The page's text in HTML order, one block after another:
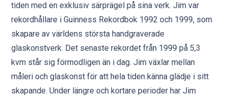
tiden med en exklusiv särprägel på sina verk. Jim var
rekordhållare i Guinness Rekordbok 1992 och 1999, som
skapare av världens största handgraverade
glaskonstverk. Det senaste rekordet från 1999 på 5,3
kvm står sig förmodligen än i dag. Jim växlar mellan
måleri och glaskonst för att hela tiden känna glädje i sitt
skapande. Under längre och kortare perioder har Jim